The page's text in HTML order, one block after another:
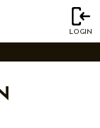
LOGIN